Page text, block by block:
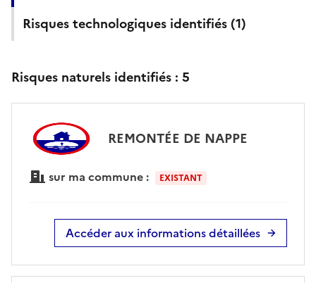
Risques technologiques identifiés (1)
Risques naturels identifiés : 5
REMONTÉE DE NAPPE
sur ma commune : EXISTANT
Accéder aux informations détaillées